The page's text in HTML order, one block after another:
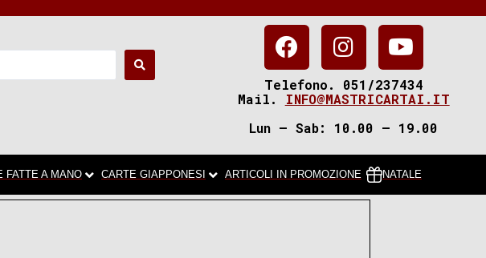
Telefono. 051/237434
Mail.
INFO@MASTRICARTAI.IT
Lun – Sab: 10.00 – 19.00
FATTE A MANO CARTE GIAPPONESI ARTICOLI IN PROMOZIONE NATALE